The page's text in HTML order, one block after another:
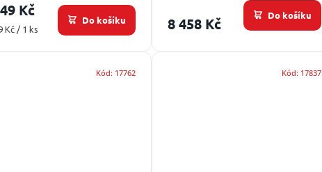
Kč
Kč / 1 ks
Do košíku 8 458 Kč Do košíku
Kód: 17762 Kód: 17837